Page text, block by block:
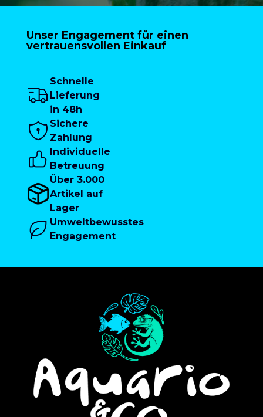
Unser Engagement für einen
vertrauensvollen Einkauf
Schnelle
Lieferung
in 48h
Sichere
Zahlung
Individuelle
Betreuung
Über 3.000
Artikel auf
Lager
Umweltbewusstes
Engagement